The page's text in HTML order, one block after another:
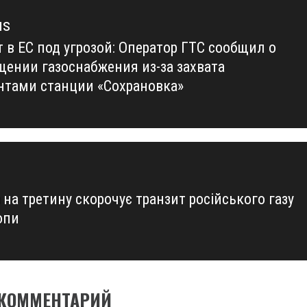
в ЕС под угрозой: Оператор ГТС сообщил о
газоснабжения из-за захвата
станции «Сохрановка»
на третину скорочує транзит російського газу